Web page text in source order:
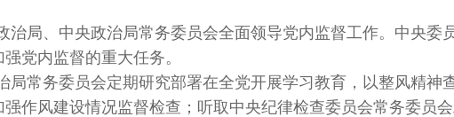
局、中央政治局常务委员会全面领导党内监督工作。中央委
党内监督的重大任务。
常务委员会定期研究部署在全党开展学习教育，以整风精神
作风建设情况监督检查；听取中央纪律检查委员会常务委员